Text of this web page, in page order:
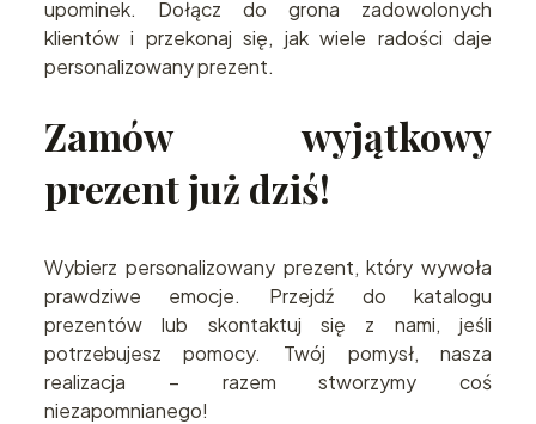
upominek. Dołącz do grona zadowolonych
klientów i przekonaj się, jak wiele radości daje
personalizowany prezent.
Zamów wyjątkowy
prezent już dziś!
Wybierz personalizowany prezent, który wywoła
prawdziwe emocje. Przejdź do katalogu
prezentów lub skontaktuj się z nami, jeśli
potrzebujesz pomocy. Twój pomysł, nasza
realizacja – razem stworzymy coś
niezapomnianego!